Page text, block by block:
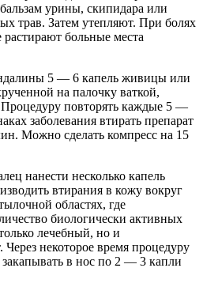
урины, скипидара или
трав. Затем утепляют. При болях
растирают больные места
5 — 6 капель живицы или
на палочку ваткой,
повторять каждые 5 —
заболевания втирать препарат
Можно сделать компресс на 15
нанести несколько капель
втирания в кожу вокруг
областях, где
биологически активных
лечебный, но и
некоторое время процедуру
в нос по 2 — 3 капли